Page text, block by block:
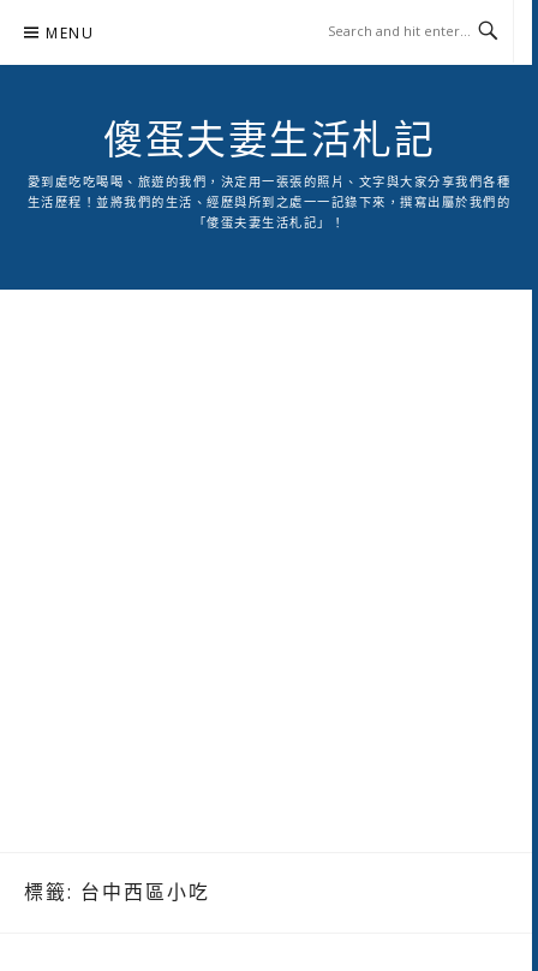
content
MENU
傻蛋夫妻生活札記
愛到處吃吃喝喝、旅遊的我們，決定用一張張的照片、文字與大家分享我們各種
生活歷程！並將我們的生活、經歷與所到之處一一記錄下來，撰寫出屬於我們的
「傻蛋夫妻生活札記」！
標籤: 台中西區小吃